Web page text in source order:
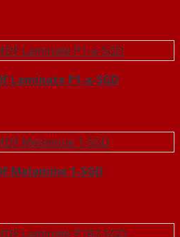
Laminate P1-a-SGD
Melamine 1-SGD